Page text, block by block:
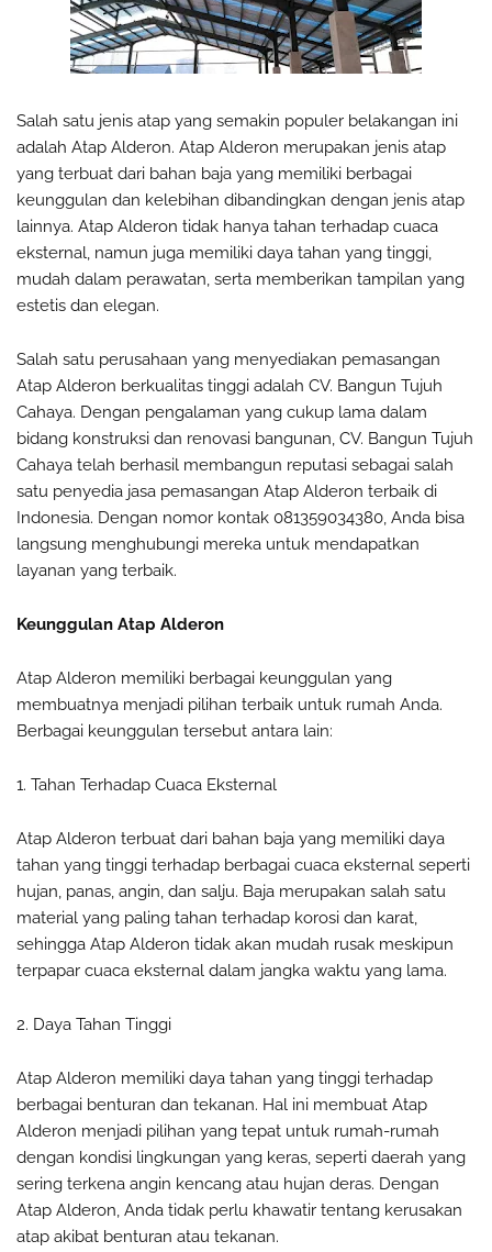
Salah satu jenis atap yang semakin populer belakangan ini
adalah Atap Alderon. Atap Alderon merupakan jenis atap
yang terbuat dari bahan baja yang memiliki berbagai
keunggulan dan kelebihan dibandingkan dengan jenis atap
lainnya. Atap Alderon tidak hanya tahan terhadap cuaca
eksternal, namun juga memiliki daya tahan yang tinggi,
mudah dalam perawatan, serta memberikan tampilan yang
estetis dan elegan.
Salah satu perusahaan yang menyediakan pemasangan
Atap Alderon berkualitas tinggi adalah CV. Bangun Tujuh
Cahaya. Dengan pengalaman yang cukup lama dalam
bidang konstruksi dan renovasi bangunan, CV. Bangun Tujuh
Cahaya telah berhasil membangun reputasi sebagai salah
satu penyedia jasa pemasangan Atap Alderon terbaik di
Indonesia. Dengan nomor kontak 081359034380, Anda bisa
langsung menghubungi mereka untuk mendapatkan
layanan yang terbaik.
Keunggulan Atap Alderon
Atap Alderon memiliki berbagai keunggulan yang
membuatnya menjadi pilihan terbaik untuk rumah Anda.
Berbagai keunggulan tersebut antara lain:
1. Tahan Terhadap Cuaca Eksternal
Atap Alderon terbuat dari bahan baja yang memiliki daya
tahan yang tinggi terhadap berbagai cuaca eksternal seperti
hujan, panas, angin, dan salju. Baja merupakan salah satu
material yang paling tahan terhadap korosi dan karat,
sehingga Atap Alderon tidak akan mudah rusak meskipun
terpapar cuaca eksternal dalam jangka waktu yang lama.
2. Daya Tahan Tinggi
Atap Alderon memiliki daya tahan yang tinggi terhadap
berbagai benturan dan tekanan. Hal ini membuat Atap
Alderon menjadi pilihan yang tepat untuk rumah-rumah
dengan kondisi lingkungan yang keras, seperti daerah yang
sering terkena angin kencang atau hujan deras. Dengan
Atap Alderon, Anda tidak perlu khawatir tentang kerusakan
atap akibat benturan atau tekanan.